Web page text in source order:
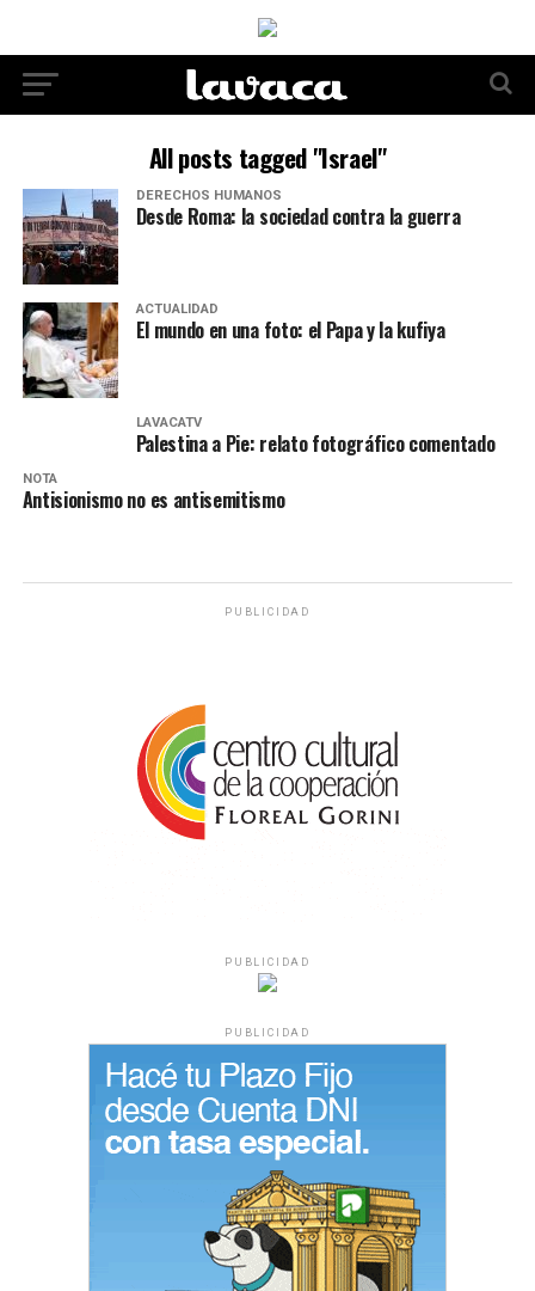
All posts tagged "Israel"
DERECHOS HUMANOS
Desde Roma: la sociedad contra la guerra
ACTUALIDAD
El mundo en una foto: el Papa y la kufiya
LAVACATV
Palestina a Pie: relato fotográfico comentado
NOTA
Antisionismo no es antisemitismo
PUBLICIDAD
PUBLICIDAD
PUBLICIDAD